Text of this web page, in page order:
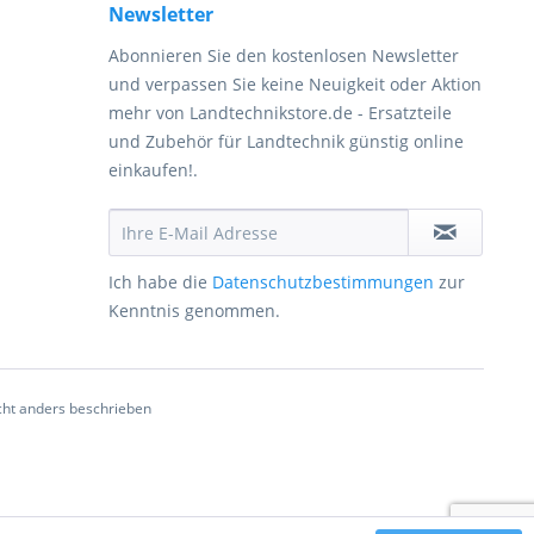
Newsletter
Abonnieren Sie den kostenlosen Newsletter
und verpassen Sie keine Neuigkeit oder Aktion
mehr von Landtechnikstore.de - Ersatzteile
und Zubehör für Landtechnik günstig online
einkaufen!.
Ich habe die Datenschutzbestimmungen zur
Kenntnis genommen.
anders beschrieben